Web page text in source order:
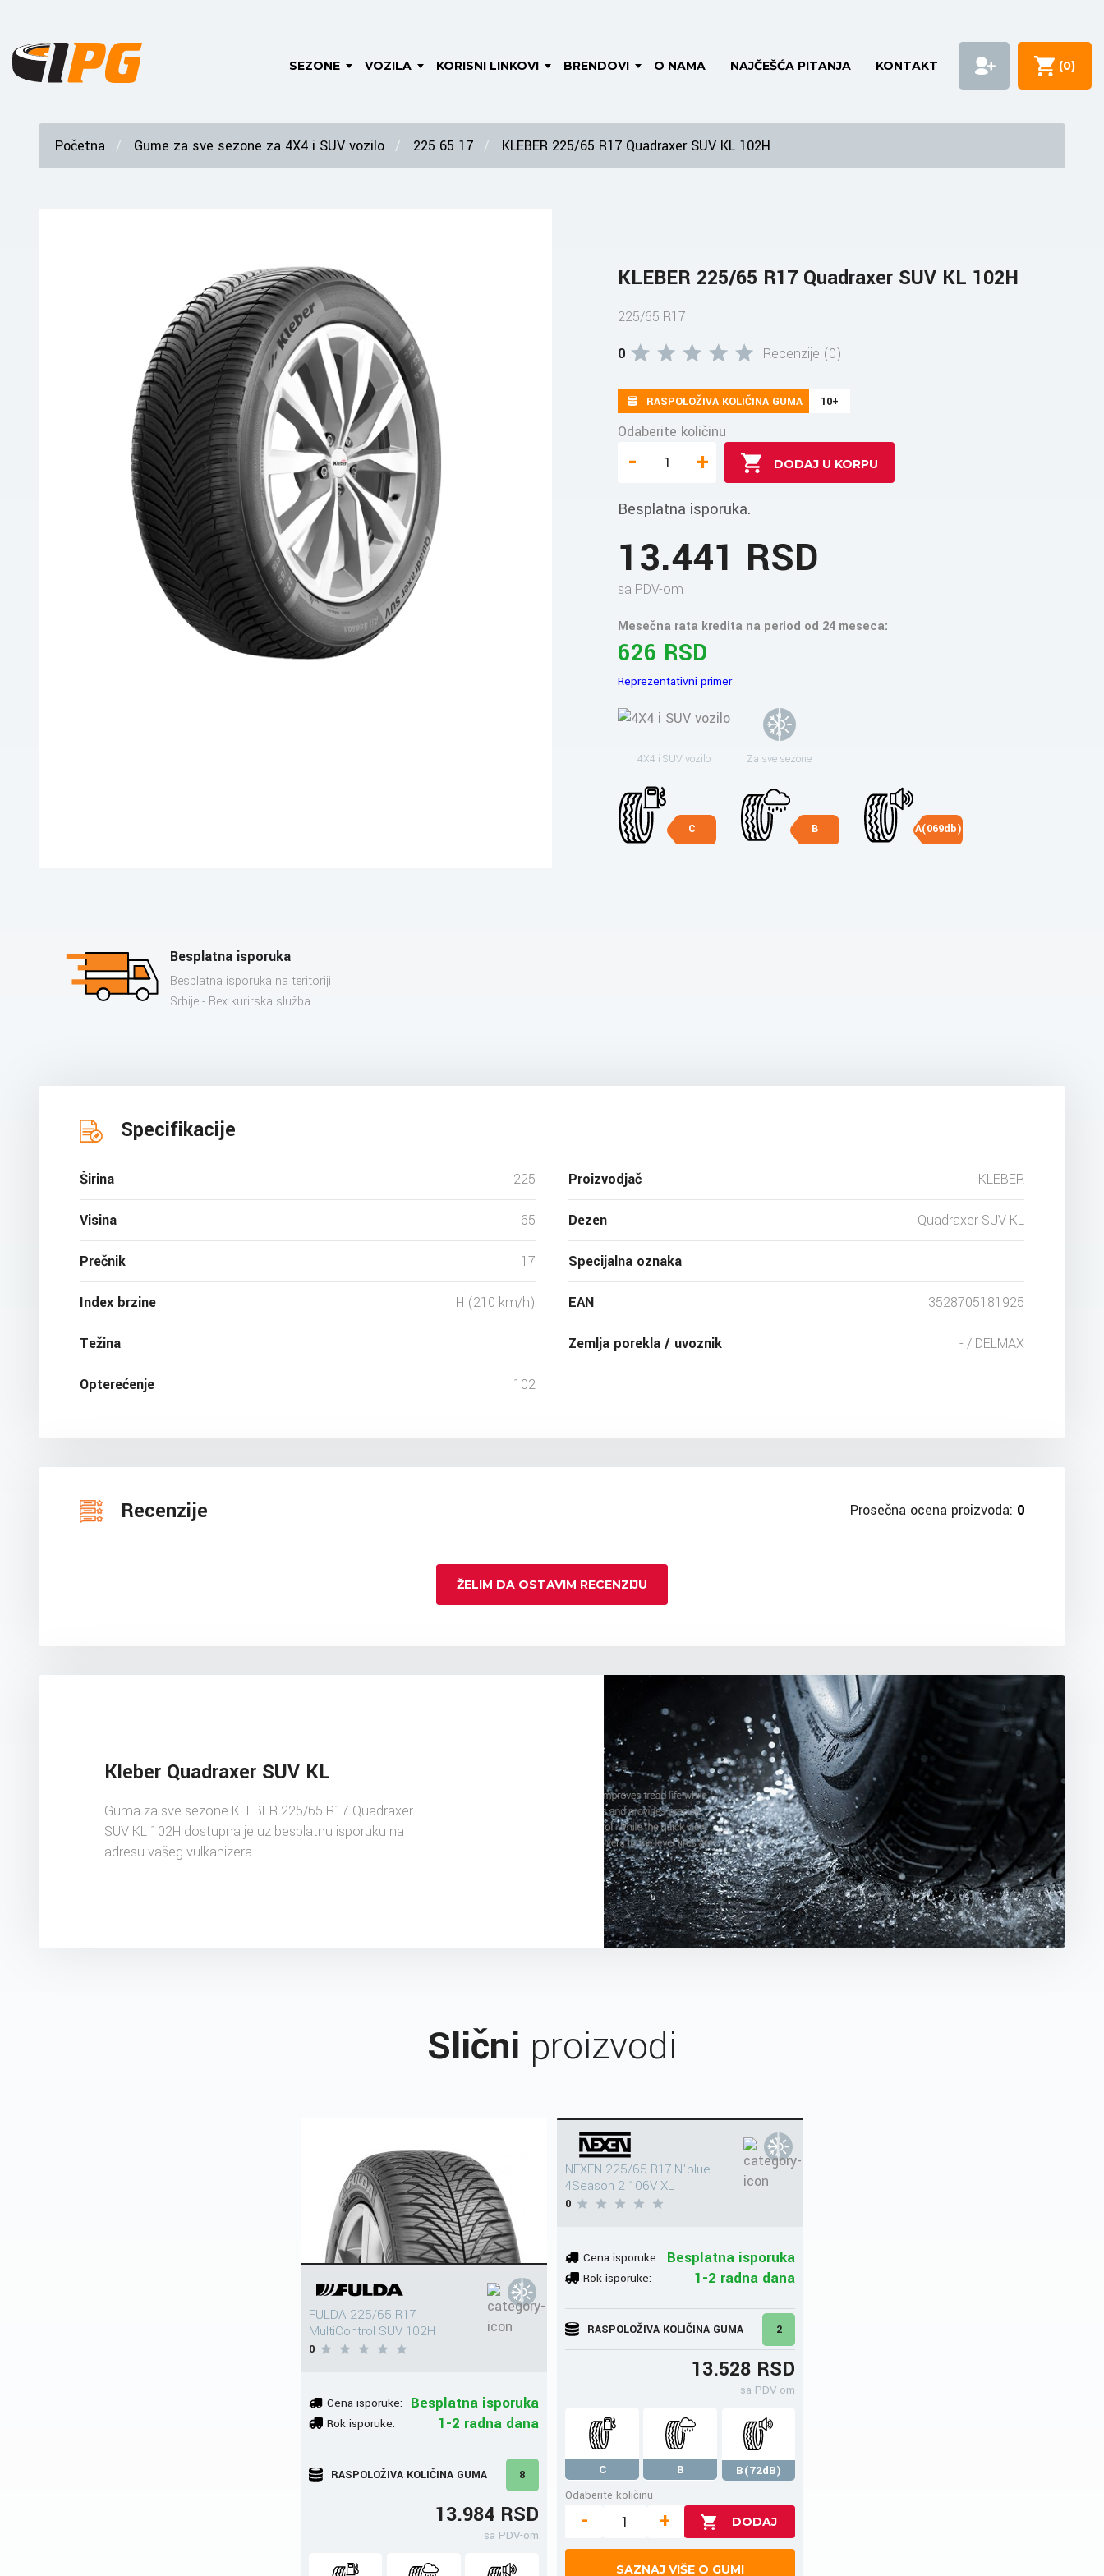
SEZONE VOZILA KORISNI LINKOVI BRENDOVI O NAMA NAJČEŠĆA PITANJA KONTAKT (0)
Početna Gume za sve sezone za 4X4 i SUV vozilo 225 65 17 KLEBER 225/65 R17 Quadraxer SUV KL 102H
KLEBER 225/65 R17 Quadraxer SUV KL 102H
225/65 R17
0
Recenzije (0)
RASPOLOŽIVA KOLIČINA GUMA 10+
Odaberite količinu
- +
Besplatna isporuka.
13.441 RSD
sa PDV-om
Mesečna rata kredita na period od 24 meseca:
626 RSD
Reprezentativni primer
4X4 i SUV vozilo Za sve sezone
C B A(069db)
Besplatna isporuka
Besplatna isporuka na teritoriji
Srbije - Bex kurirska služba
Specifikacije
Širina 225
Visina 65
Prečnik 17
Index brzine H (210 km/h)
Težina
Opterećenje 102
Proizvodjač KLEBER
Dezen Quadraxer SUV KL
Specijalna oznaka
EAN 3528705181925
Zemlja porekla / uvoznik - / DELMAX
Recenzije Prosečna ocena proizvoda: 0
ŽELIM DA OSTAVIM RECENZIJU
Kleber Quadraxer SUV KL
Guma za sve sezone KLEBER 225/65 R17 Quadraxer
SUV KL 102H dostupna je uz besplatnu isporuku na
adresu vašeg vulkanizera.
Slični proizvodi
FULDA 225/65 R17
MultiControl SUV 102H
0
Cena isporuke: Besplatna isporuka
Rok isporuke: 1-2 radna dana
RASPOLOŽIVA KOLIČINA GUMA 8
13.984 RSD
sa PDV-om
NEXEN 225/65 R17 N'blue
4Season 2 106V XL
0
Cena isporuke: Besplatna isporuka
Rok isporuke: 1-2 radna dana
RASPOLOŽIVA KOLIČINA GUMA 2
13.528 RSD
sa PDV-om
C B
B(72dB)
Odaberite količinu
- +
SAZNAJ VIŠE O GUMI